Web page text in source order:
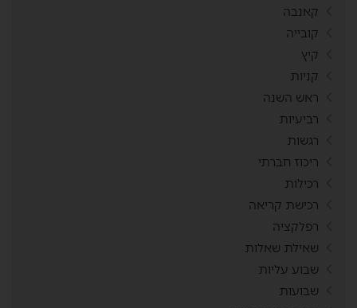
קאנבה
קובייה
קיץ
קניות
ראש השנה
רביעיות
רגשות
ריכוז חברתי
רכילות
רכישת קריאה
רפלקציה
שאילת שאלות
שבוע עליות
שבועות